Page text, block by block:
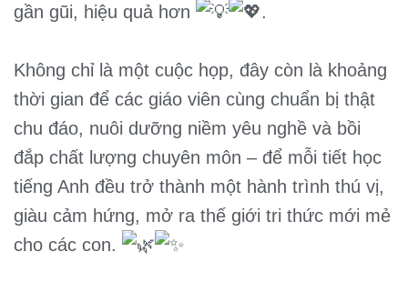
gần gũi, hiệu quả hơn
.
Không chỉ là một cuộc họp, đây còn là khoảng
thời gian để các giáo viên cùng chuẩn bị thật
chu đáo, nuôi dưỡng niềm yêu nghề và bồi
đắp chất lượng chuyên môn – để mỗi tiết học
tiếng Anh đều trở thành một hành trình thú vị,
giàu cảm hứng, mở ra thế giới tri thức mới mẻ
cho các con.